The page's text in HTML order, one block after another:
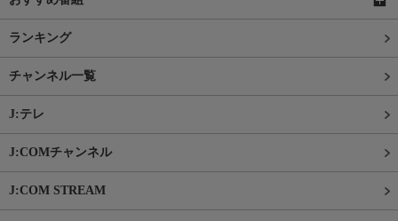
ランキング
チャンネル一覧
J:テレ
J:COMチャンネル
J:COM STREAM